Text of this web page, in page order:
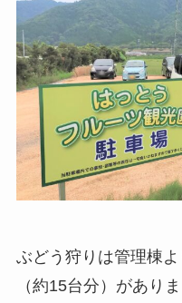
ぶどう狩りは管理棟
（約15台分）がありま